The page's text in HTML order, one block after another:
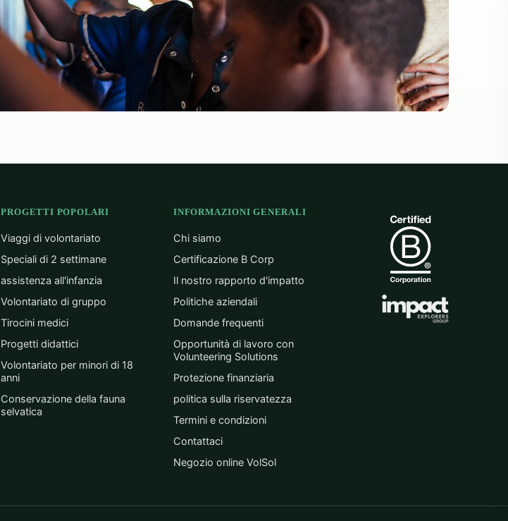
PROGETTI POPOLARI
Viaggi di volontariato
Speciali di 2 settimane
assistenza all'infanzia
Volontariato di gruppo
Tirocini medici
Progetti didattici
Volontariato per minori di 18
anni
Conservazione della fauna
selvatica
INFORMAZIONI GENERALI
Chi siamo
Certificazione B Corp
Il nostro rapporto d'impatto
Politiche aziendali
Domande frequenti
Opportunità di lavoro con
Volunteering Solutions
Protezione finanziaria
politica sulla riservatezza
Termini e condizioni
Contattaci
Negozio online VolSol